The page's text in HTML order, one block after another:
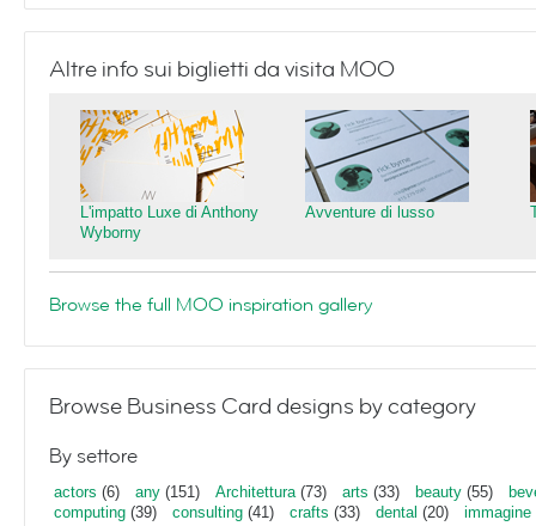
Altre info sui biglietti da visita MOO
L'impatto Luxe di Anthony
Wyborny
Avventure di lusso
Browse the full MOO inspiration gallery
Browse Business Card designs by category
By settore
actors (6) any (151) Architettura(73) arts (33) beauty (55)
computing (39) consulting (41) crafts (33) dental (20) immagine